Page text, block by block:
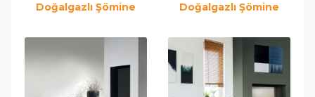
Doğalgazlı Şömine
Doğalgazlı Şömine